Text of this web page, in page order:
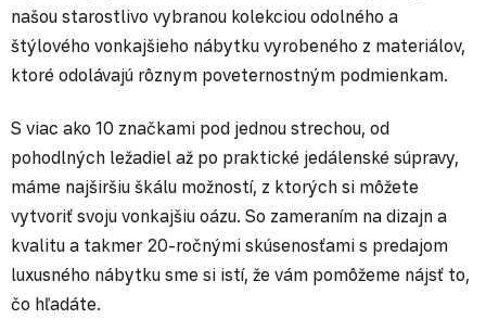
našou starostlivo vybranou kolekciou odolného a
štýlového vonkajšieho nábytku vyrobeného z materiálov,
ktoré odolávajú rôznym poveternostným podmienkam.
S viac ako 10 značkami pod jednou strechou, od
pohodlných ležadiel až po praktické jedálenské súpravy,
máme najširšiu škálu možností, z ktorých si môžete
vytvoriť svoju vonkajšiu oázu. So zameraním na dizajn a
kvalitu a takmer 20-ročnými skúsenosťami s predajom
luxusného nábytku sme si istí, že vám pomôžeme nájsť to,
čo hľadáte.